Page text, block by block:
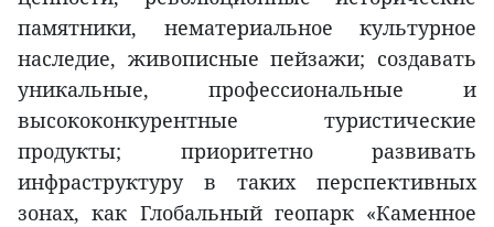
памятники, нематериальное культурное
наследие, живописные пейзажи; создавать
уникальные, профессиональные и
высококонкурентные туристические
продукты; приоритетно развивать
инфраструктуру в таких перспективных
зонах, как Глобальный геопарк «Каменное